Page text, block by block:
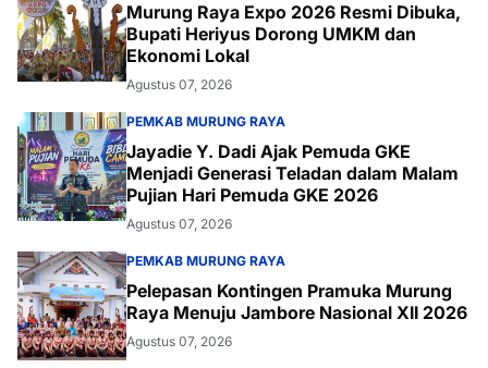
Murung Raya Expo 2026 Resmi Dibuka,
Bupati Heriyus Dorong UMKM dan
Ekonomi Lokal
Agustus 07, 2026
PEMKAB MURUNG RAYA
Jayadie Y. Dadi Ajak Pemuda GKE
Menjadi Generasi Teladan dalam Malam
Pujian Hari Pemuda GKE 2026
Agustus 07, 2026
PEMKAB MURUNG RAYA
Pelepasan Kontingen Pramuka Murung
Raya Menuju Jambore Nasional XII 2026
Agustus 07, 2026